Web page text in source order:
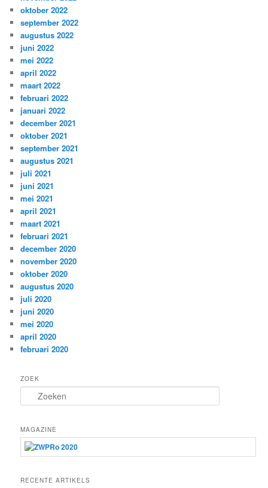
oktober 2022
september 2022
augustus 2022
juni 2022
mei 2022
april 2022
maart 2022
februari 2022
januari 2022
december 2021
oktober 2021
september 2021
augustus 2021
juli 2021
juni 2021
mei 2021
april 2021
maart 2021
februari 2021
december 2020
november 2020
oktober 2020
augustus 2020
juli 2020
juni 2020
mei 2020
april 2020
februari 2020
ZOEK
o
k
e
n
MAGAZINE
RECENTE ARTIKELS